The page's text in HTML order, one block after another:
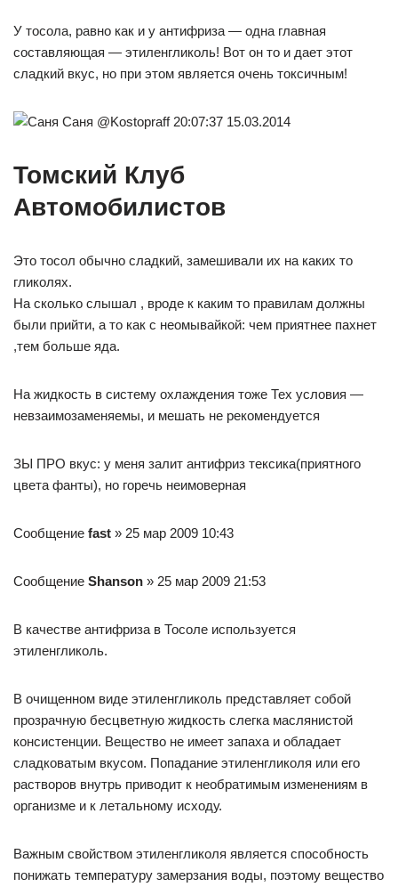
У тосола, равно как и у антифриза — одна главная
составляющая — этиленгликоль! Вот он то и дает этот
сладкий вкус, но при этом является очень токсичным!
Саня @Kostopraff 20:07:37 15.03.2014
Томский Клуб
Автомобилистов
Это тосол обычно сладкий, замешивали их на каких то
гликолях.
На сколько слышал , вроде к каким то правилам должны
были прийти, а то как с неомывайкой: чем приятнее пахнет
,тем больше яда.
На жидкость в систему охлаждения тоже Тех условия —
невзаимозаменяемы, и мешать не рекомендуется
ЗЫ ПРО вкус: у меня залит антифриз тексика(приятного
цвета фанты), но горечь неимоверная
Сообщение fast » 25 мар 2009 10:43
Сообщение Shanson » 25 мар 2009 21:53
В качестве антифриза в Тосоле используется
этиленгликоль.
В очищенном виде этиленгликоль представляет собой
прозрачную бесцветную жидкость слегка маслянистой
консистенции. Вещество не имеет запаха и обладает
сладковатым вкусом. Попадание этиленгликоля или его
растворов внутрь приводит к необратимым изменениям в
организме и к летальному исходу.
Важным свойством этиленгликоля является способность
понижать температуру замерзания воды, поэтому вещество